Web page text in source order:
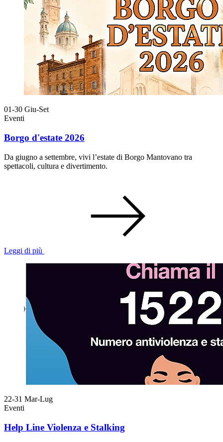
01-30 Giu-Set
Eventi
Borgo d'estate 2026
Da giugno a settembre, vivi l’estate di Borgo Mantovano tra
spettacoli, cultura e divertimento.
Leggi di più
22-31 Mar-Lug
Eventi
Help Line Violenza e Stalking